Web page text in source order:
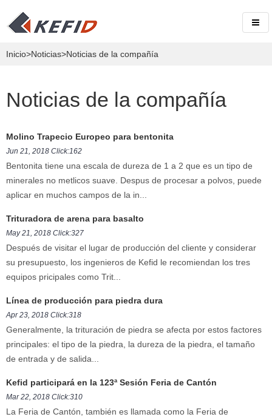
Inicio>Noticias>Noticias de la compañía
Noticias de la compañía
Molino Trapecio Europeo para bentonita
Jun 21, 2018 Click:162
Bentonita tiene una escala de dureza de 1 a 2 que es un tipo de
minerales no metlicos suave. Despus de procesar a polvos, puede
aplicar en muchos campos de la in...
Trituradora de arena para basalto
May 21, 2018 Click:327
Después de visitar el lugar de producción del cliente y considerar
su presupuesto, los ingenieros de Kefid le recomiendan los tres
equipos pricipales como Trit...
Línea de producción para piedra dura
Apr 23, 2018 Click:318
Generalmente, la trituración de piedra se afecta por estos factores
principales: el tipo de la piedra, la dureza de la piedra, el tamaño
de entrada y de salida...
Kefid participará en la 123ª Sesión Feria de Cantón
Mar 22, 2018 Click:310
La Feria de Cantón, también es llamada como la Feria de